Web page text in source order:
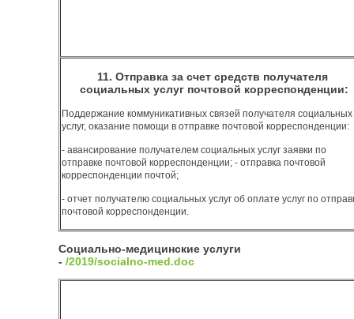
11. Отправка за счет средств получателя
социальных услуг почтовой корреспонденции:
Поддержание коммуникативных связей получателя социальных
услуг, оказание помощи в отправке почтовой корреспонденции:
- авансирование получателем социальных услуг заявки по
отправке почтовой корреспонденции; - отправка почтовой
корреспонденции почтой;
- отчет получателю социальных услуг об оплате услуг по
почтовой корреспонденции.
Социально-медицинские услуги
- /2019/socialno-med.doc